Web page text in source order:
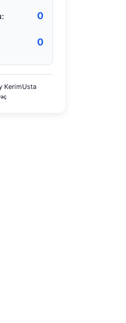
0
0
KerimUsta